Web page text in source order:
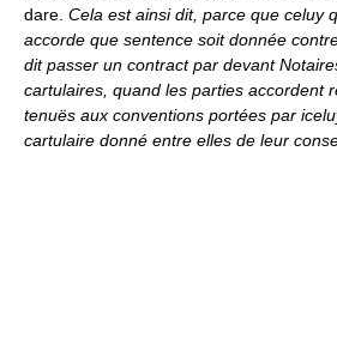
dare. Cela est ainsi dit, parce que celuy
accorde que sentence soit donnée
dit passer un contract par devant
cartulaires, quand les parties accordent
tenuës aux conventions portées par
cartulaire donné entre elles de leur